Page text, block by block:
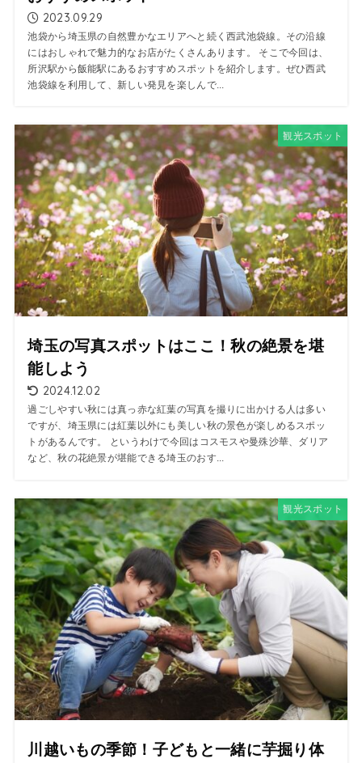
2023.09.29
池袋から埼玉県の自然豊かなエリアへと続く西武池袋線。その沿線
にはおしゃれで魅力的なお店がたくさんあります。 そこで今回は、
所沢駅から飯能駅にあるおすすめスポットを紹介します。ぜひ西武
池袋線を利用して、新しい発見を楽しんで...
観光スポット
埼玉の写真スポットはここ！秋の絶景を堪
能しよう
2024.12.02
過ごしやすい秋には真っ赤な紅葉の写真を撮りに出かける人は多い
ですが、埼玉県には紅葉以外にも美しい秋の景色が楽しめるスポッ
トがあるんです。 というわけで今回はコスモスや曼殊沙華、ダリア
など、秋の花絶景が堪能できる埼玉のおす...
観光スポット
川越いもの季節！子どもと一緒に芋掘り体